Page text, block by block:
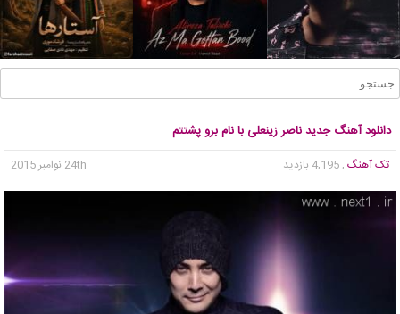
دانلود آهنگ جدید ناصر زینعلی با نام برو پشتتم
تک آهنگ , 4,195 بازدید 24th نوامبر 2015